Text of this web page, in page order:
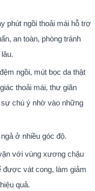
phút ngồi thoải mái hỗ trợ
an toàn, phòng tránh
ngồi, mút bọc da thật
thoải mái, thư giãn
chú ý nhờ vào những
ở nhiều góc độ.
với vùng xương chậu
được vát cong, làm giảm
quả.